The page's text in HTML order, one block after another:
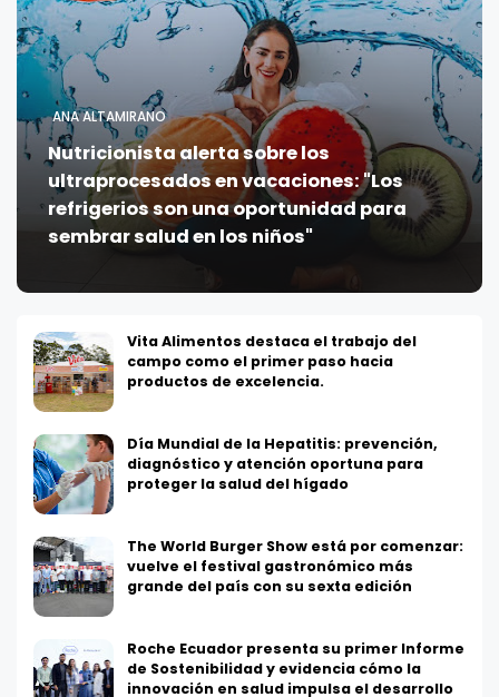
ANA ALTAMIRANO
Nutricionista alerta sobre los
ultraprocesados en vacaciones: "Los
refrigerios son una oportunidad para
sembrar salud en los niños"
Vita Alimentos destaca el trabajo del
campo como el primer paso hacia
productos de excelencia.
Día Mundial de la Hepatitis: prevención,
diagnóstico y atención oportuna para
proteger la salud del hígado
The World Burger Show está por comenzar:
vuelve el festival gastronómico más
grande del país con su sexta edición
Roche Ecuador presenta su primer Informe
de Sostenibilidad y evidencia cómo la
innovación en salud impulsa el desarrollo